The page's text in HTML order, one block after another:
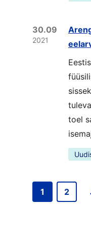
30.09
2021
toel
1 2